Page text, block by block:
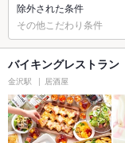
除外された条件
その他こだわり条件
バイキングレストラ
金沢駅 居酒屋